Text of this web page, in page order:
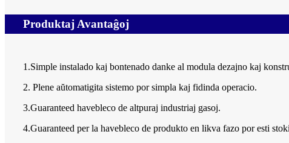
Produktaj Avantaĝoj
1.Simple instalado kaj bontenado danke al modula dezajno kaj
2. Plene aŭtomatigita sistemo por simpla kaj fidinda operacio.
3.Guaranteed havebleco de altpuraj industriaj gasoj.
4.Guaranteed per la havebleco de produkto en likva fazo por esti